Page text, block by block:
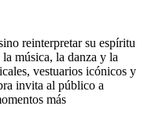
reinterpretar su espíritu
música, la danza y la
vestuarios icónicos y
invita al público a
más